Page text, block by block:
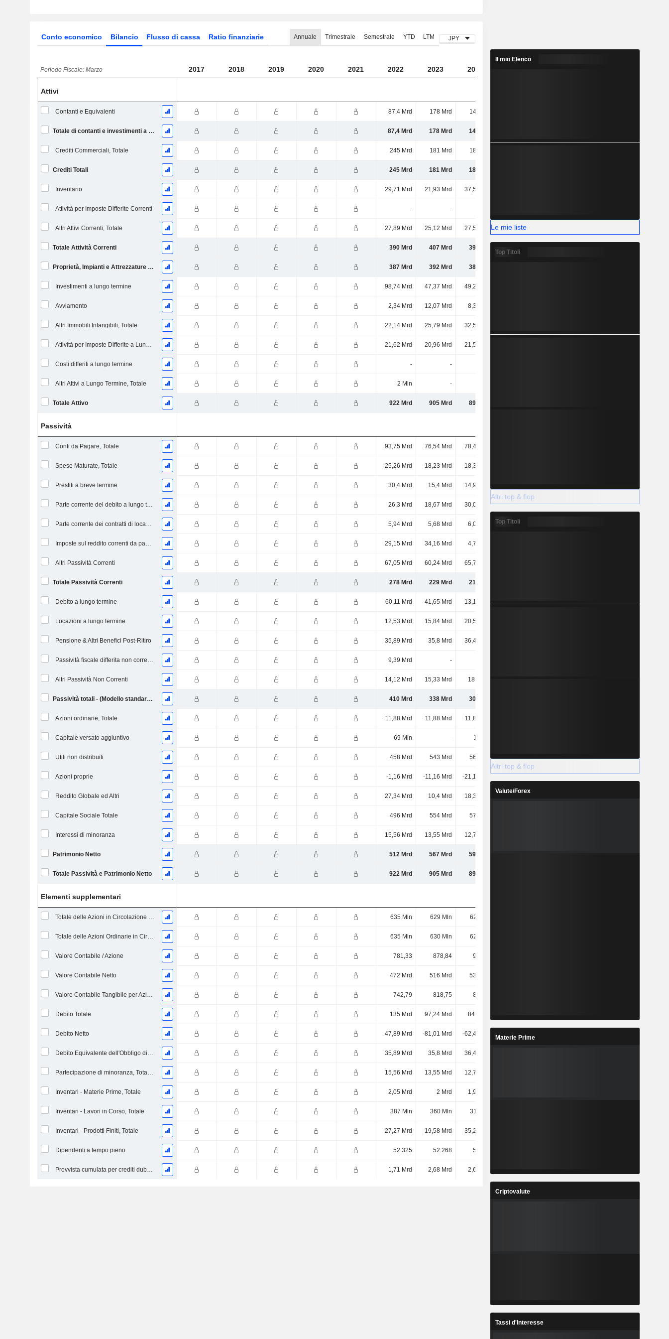
Conto economico Bilancio Flusso di cassa Ratio finanziarie Annuale Trimestrale Semestrale YTD LTM JPY
Periodo Fiscale: Marzo 2017 2018 2019 2020 2021 2022 2023 2024
Attivi
Contanti e Equivalenti 87,4 Mrd 178 Mrd 147 Mrd
Totale di contanti e investimenti a breve termine 87,4 Mrd 178 Mrd 147 Mrd
Crediti Commerciali, Totale 245 Mrd 181 Mrd 185 Mrd
Crediti Totali 245 Mrd 181 Mrd 185 Mrd
Inventario 29,71 Mrd 21,93 Mrd 37,53 Mrd
Attività per Imposte Differite Correnti - -
Altri Attivi Correnti, Totale 27,89 Mrd 25,12 Mrd 27,52 Mrd 28,66 Mrd
Totale Attività Correnti 390 Mrd 407 Mrd 397 Mrd
Proprietà, Impianti e Attrezzature Nette 387 Mrd 392 Mrd 388 Mrd
Investimenti a lungo termine 98,74 Mrd 47,37 Mrd 49,23 Mrd
Avviamento 2,34 Mrd 12,07 Mrd 8,37 Mrd
Altri Immobili Intangibili, Totale 22,14 Mrd 25,79 Mrd 32,56 Mrd
Attività per Imposte Differite a Lungo Termine 21,62 Mrd 20,96 Mrd 21,58 Mrd
Costi differiti a lungo termine - -
Altri Attivi a Lungo Termine, Totale 2 Mln -
Totale Attivo 922 Mrd 905 Mrd 897 Mrd
Passività
Conti da Pagare, Totale 93,75 Mrd 76,54 Mrd 78,44 Mrd
Spese Maturate, Totale 25,26 Mrd 18,23 Mrd 18,32 Mrd
Prestiti a breve termine 30,4 Mrd 15,4 Mrd 14,92 Mrd
Parte corrente del debito a lungo termine 26,3 Mrd 18,67 Mrd 30,08 Mrd 24,2 Mrd 19,14 Mrd
Parte corrente dei contratti di locazione 5,94 Mrd 5,68 Mrd 6,07 Mrd 7,79 Mrd
Imposte sul reddito correnti da pagare 29,15 Mrd 34,16 Mrd 4,72 Mrd
Altri Passività Correnti 67,05 Mrd 60,24 Mrd 65,75 Mrd
Totale Passività Correnti 278 Mrd 229 Mrd 218 Mrd
Debito a lungo termine 60,11 Mrd 41,65 Mrd 13,18 Mrd
Locazioni a lungo termine 12,53 Mrd 15,84 Mrd 20,54 Mrd
Pensione & Altri Benefici Post-Ritiro 35,89 Mrd 35,8 Mrd 36,46 Mrd
Passività fiscale differita non corrente 9,39 Mrd -
Altri Passività Non Correnti 14,12 Mrd 15,33 Mrd 18,3 Mrd
Passività totali - (Modello standard / utilitario) 410 Mrd 338 Mrd 307 Mrd
Azioni ordinarie, Totale 11,88 Mrd 11,88 Mrd 11,88 Mrd
Capitale versato aggiuntivo 69 Mln - 16 Mln
Utili non distribuiti 458 Mrd 543 Mrd 568 Mrd 570 Mrd 567 Mrd
Azioni proprie -1,16 Mrd -11,16 Mrd -21,13 Mrd
Reddito Globale ed Altri 27,34 Mrd 10,4 Mrd 18,37 Mrd
Capitale Sociale Totale 496 Mrd 554 Mrd 578 Mrd
Interessi di minoranza 15,56 Mrd 13,55 Mrd 12,75 Mrd
Patrimonio Netto 512 Mrd 567 Mrd 590 Mrd
Totale Passività e Patrimonio Netto 922 Mrd 905 Mrd 897 Mrd
Elementi supplementari
Totale delle Azioni in Circolazione alla Data di Deposito 635 Mln 629 Mln 625 Mln
Totale delle Azioni Ordinarie in Circolazione 635 Mln 630 Mln 625 Mln
Valore Contabile / Azione 781,33 878,84 923,33
Valore Contabile Netto 472 Mrd 516 Mrd 537 Mrd
Valore Contabile Tangibile per Azione 742,79 818,75 857,88
Debito Totale 135 Mrd 97,24 Mrd 84,8 Mrd
Debito Netto 47,89 Mrd -81,01 Mrd -62,47 Mrd 88,51 Mrd
Debito Equivalente dell'Obbligo di Prestazione Progettata Non Finanziata 35,89 Mrd 35,8 Mrd 36,46 Mrd
Partecipazione di minoranza, Totale (Incl. Div. Fin) 15,56 Mrd 13,55 Mrd 12,75 Mrd
Inventari - Materie Prime, Totale 2,05 Mrd 2 Mrd 1,98 Mrd
Inventari - Lavori in Corso, Totale 387 Mln 360 Mln 318 Mln
Inventari - Prodotti Finiti, Totale 27,27 Mrd 19,58 Mrd 35,24 Mrd
Dipendenti a tempo pieno 52.325 52.268 52.309
Provvista cumulata per crediti dubbi (Supplemento) 1,71 Mrd 2,68 Mrd 2,66 Mrd
Il mio Elenco
Le mie liste
Top Titoli
Altri top & flop
Top Titoli
Altri top & flop
Valute/Forex
Materie Prime
Criptovalute
Tassi d'Interesse